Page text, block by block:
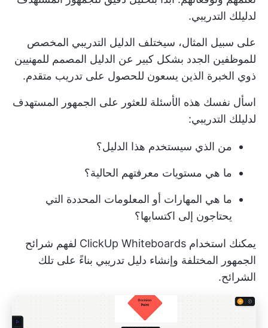
لدليلك التدريبي.
على سبيل المثال، سيختلف الدليل التدريبي المخصص
للموظفين الجدد بشكل كبير عن الدليل المصمم للمهنيين
ذوي الخبرة الذين يسعون للحصول على تدريب متقدم.
اسأل نفسك هذه الأسئلة للعثور على الجمهور المستهدف
لدليلك التدريبي:
من الذي سيستخدم هذا الدليل؟
ما هي مستويات معرفتهم الحالية؟
ما هي المهارات أو المعلومات المحددة التي
يحتاجون إلى اكتسابها؟
يمكنك استخدام ClickUp Whiteboards لفهم شرائح
الجمهور المختلفة وإنشاء دليل تدريبي بناءً على تلك
الشرائح.